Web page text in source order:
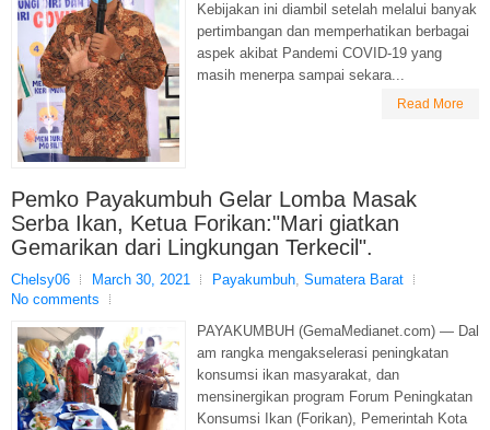
Kebijakan ini diambil setelah melalui banyak
pertimbangan dan memperhatikan berbagai
aspek akibat Pandemi COVID-19 yang
masih menerpa sampai sekara...
Read More
Pemko Payakumbuh Gelar Lomba Masak
Serba Ikan, Ketua Forikan:"Mari giatkan
Gemarikan dari Lingkungan Terkecil".
Chelsy06 March 30, 2021 Payakumbuh Sumatera Barat
No comments
PAYAKUMBUH (GemaMedianet.com) — Dal
am rangka mengakselerasi peningkatan
konsumsi ikan masyarakat, dan
mensinergikan program Forum Peningkatan
Konsumsi Ikan (Forikan), Pemerintah Kota